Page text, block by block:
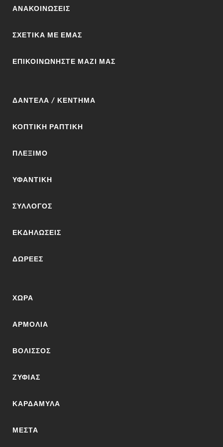
ΑΝΑΚΟΙΝΩΣΕΙΣ
ΣΧΕΤΙΚΆ ΜΕ ΕΜΆΣ
ΕΠΙΚΟΙΝΩΝΉΣΤΕ ΜΑΖΊ ΜΑΣ
ΔΑΝΤΈΛΑ / ΚΈΝΤΗΜΑ
ΚΟΠΤΙΚΉ ΡΑΠΤΙΚΉ
ΠΛΈΞΙΜΟ
ΥΦΑΝΤΙΚΉ
ΣΎΛΛΟΓΟΣ
ΕΚΔΗΛΏΣΕΙΣ
ΔΩΡΕΈΣ
ΧΏΡΑ
ΑΡΜΌΛΙΑ
ΒΟΛΙΣΣΌΣ
ΖΥΦΙΆΣ
ΚΑΡΔΆΜΥΛΑ
ΜΕΣΤΆ